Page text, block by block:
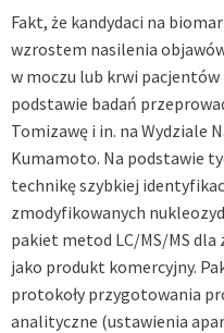
Fakt, że kandydaci na
wzrostem nasilenia
w moczu lub krwi pacjentów
podstawie badań
Tomizawę i in. na Wydziale
Kumamoto. Na podstawie
technikę szybkiej
zmodyfikowanych
pakiet metod LC/MS/MS
jako produkt komercyjny.
protokoły przygotowania
analityczne (ustawienia